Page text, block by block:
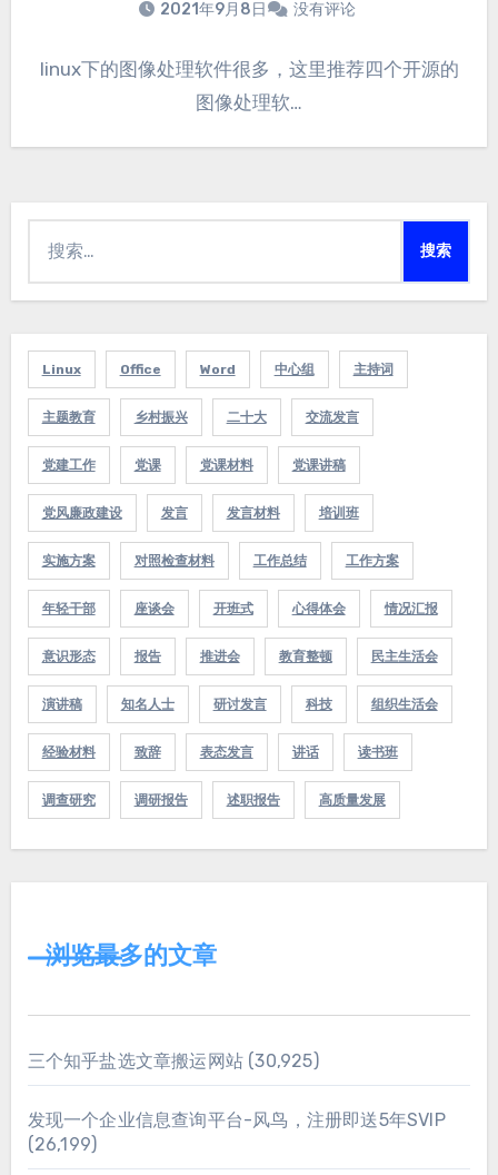
2021年9月8日 没有评论
linux下的图像处理软件很多，这里推荐四个开源的
图像处理软…
索：
Linux Office Word 中心组 主持词
主题教育 乡村振兴 二十大 交流发言
党建工作 党课 党课材料 党课讲稿
党风廉政建设 发言 发言材料 培训班
实施方案 对照检查材料 工作总结 工作方案
年轻干部 座谈会 开班式 心得体会 情况汇报
意识形态 报告 推进会 教育整顿 民主生活会
演讲稿 知名人士 研讨发言 科技 组织生活会
经验材料 致辞 表态发言 讲话 读书班
调查研究 调研报告 述职报告 高质量发展
浏览最多的文章
三个知乎盐选文章搬运网站 (30,925)
发现一个企业信息查询平台-风鸟，注册即送5年SVIP
(26,199)